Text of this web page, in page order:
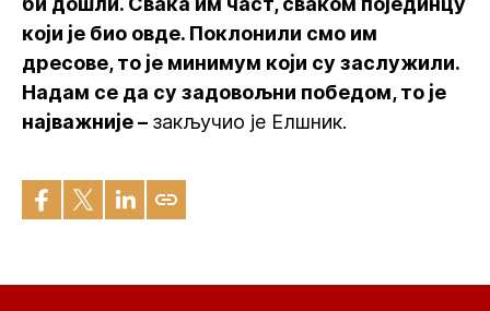
који је био овде. Поклонили смо им
дресове, то је минимум који су заслужили.
Надам се да су задовољни победом, то је
најважније – закључио је Елшник.